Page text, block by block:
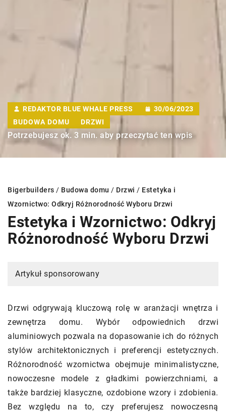
REDAKTOR BLUE WHALE PRESS
30/06/2023
BUDOWA DOMU
DRZWI
Potrzebujesz ok. 3 min. aby przeczytać ten wpis
Bigerbuilders / Budowa domu / Drzwi / Estetyka i
Wzornictwo: Odkryj Różnorodność Wyboru Drzwi
Estetyka i Wzornictwo: Odkryj
Różnorodność Wyboru Drzwi
Artykuł sponsorowany
Drzwi odgrywają kluczową rolę w aranżacji wnętrza i
zewnętrza domu. Wybór odpowiednich drzwi
aluminiowych pozwala na dopasowanie ich do różnych
stylów architektonicznych i preferencji estetycznych.
Różnorodność wzornictwa obejmuje minimalistyczne,
nowoczesne modele z gładkimi powierzchniami, a
także bardziej klasyczne, ozdobione wzory i zdobienia.
Bez względu na to, czy preferujesz nowoczesną